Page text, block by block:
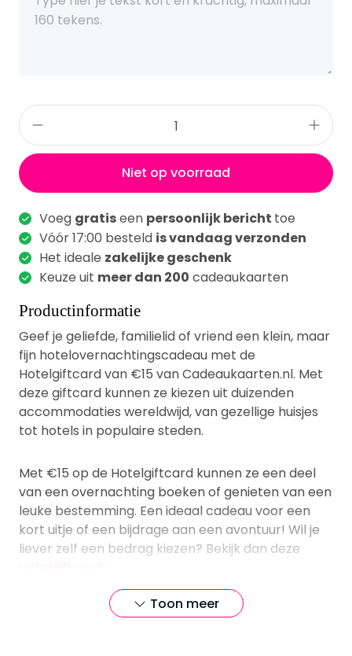
Niet op voorraad
Voeg gratiseen persoonlijk bericht toe
Vóór 17:00 besteld is vandaag verzonden
Het ideale zakelijke geschenk
Keuze uit meer dan 200 cadeaukaarten
Productinformatie
Geef je geliefde, familielid of vriend een klein, maar
fijn hotelovernachtingscadeau met de
Hotelgiftcard van €15 van Cadeaukaarten.nl. Met
deze giftcard kunnen ze kiezen uit duizenden
accommodaties wereldwijd, van gezellige huisjes
tot hotels in populaire steden.
Met €15 op de Hotelgiftcard kunnen ze een deel
van een overnachting boeken of genieten van een
leuke bestemming. Een ideaal cadeau voor een
kort uitje of een bijdrage aan een avontuur! Wil je
liever zelf een bedrag kiezen? Bekijk dan deze
Hotelgiftcard
Oneindig veel keuze uit
Toon meer